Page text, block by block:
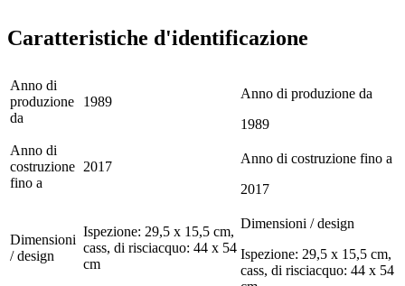
Caratteristiche d'identificazione
Anno di
produzione
da
1989
Anno di produzione da
1989
Anno di
costruzione
fino a
2017
Anno di costruzione fino a
2017
Dimensioni
/ design
Ispezione: 29,5 x 15,5 cm,
cass, di risciacquo: 44 x 54
cm
Dimensioni / design
Ispezione: 29,5 x 15,5 cm,
cass, di risciacquo: 44 x 54